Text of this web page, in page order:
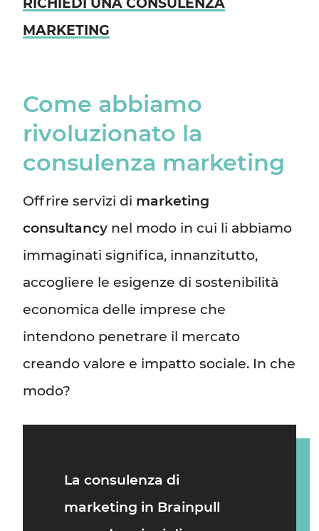
MARKETING
Come abbiamo
rivoluzionato la
consulenza marketing
Offrire servizi di marketing
consultancy nel modo in cui li abbiamo
immaginati significa, innanzitutto,
accogliere le esigenze di sostenibilità
economica delle imprese che
intendono penetrare il mercato
creando valore e impatto sociale. In che
modo?
Laconsulenza di
marketing in Brainpull